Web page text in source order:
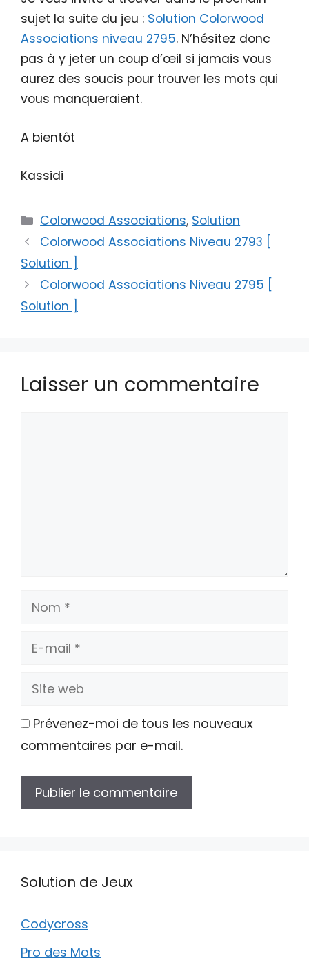
sujet la suite du jeu : Solution Colorwood
Associations niveau 2795. N’hésitez donc
pas à y jeter un coup d’œil si jamais vous
aurez des soucis pour trouver les mots qui
vous manqueraient.
A bientôt
Kassidi
Catégories
Colorwood Associations, Solution
Colorwood Associations Niveau 2793 [
Solution ]
Colorwood Associations Niveau 2795 [
Solution ]
Laisser un commentaire
Nom
E-
Site
Prévenez-moi de tous les nouveaux
commentaires par e-mail.
Solution de Jeux
Codycross
Pro des Mots